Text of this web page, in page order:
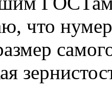
что